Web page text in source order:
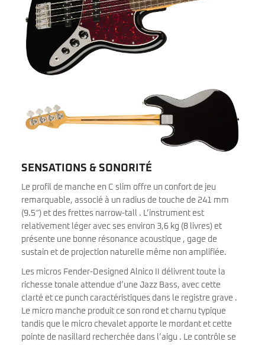
SENSATIONS & SONORITÉ
Le profil de manche en C slim offre un confort de jeu
remarquable, associé à un radius de touche de 241 mm
(9.5″) et des frettes narrow-tall . L’instrument est
relativement léger avec ses environ 3,6 kg (8 livres) et
présente une bonne résonance acoustique , gage de
sustain et de projection naturelle même non amplifiée.
Les micros Fender-Designed Alnico II délivrent toute la
richesse tonale attendue d’une Jazz Bass, avec cette
clarté et ce punch caractéristiques dans le registre grave .
Le micro manche produit ce son rond et charnu typique
tandis que le micro chevalet apporte le mordant et cette
pointe de nasillard recherchée dans l’aigu . Le contrôle se